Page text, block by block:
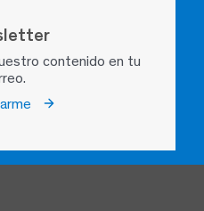
contenido en tu